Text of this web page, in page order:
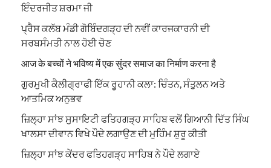
ਇੰਦਰਜੀਤ ਸ਼ਰਮਾ ਜੀ
ਪ੍ਰੈਸ ਕਲੱਬ ਮੰਡੀ ਗੋਬਿੰਦਗੜ੍ਹ ਦੀ ਨਵੀਂ ਕਾਰਜਕਾਰਨੀ ਦੀ
ਸਰਬਸੰਮਤੀ ਨਾਲ ਹੋਈ ਚੋਣ
आज के बच्चों ने भविष्य में एक सुंदर समाज का निर्माण करना है
ਗੁਰਮੁਖੀ ਕੈਲੀਗ੍ਰਾਫੀ ਇੱਕ ਰੂਹਾਨੀ ਕਲਾ: ਚਿੰਤਨ, ਸੰਤੁਲਨ ਅਤੇ
ਆਤਮਿਕ ਅਨੁਭਵ
ਜ਼ਿਲ੍ਹਾ ਸਾਂਝ ਸੁਸਾਇਟੀ ਫਤਿਹਗੜ੍ਹ ਸਾਹਿਬ ਵਲੋਂ ਗਿਆਨੀ ਦਿੱਤ ਸਿੰਘ
ਖਾਲਸਾ ਦੀਵਾਨ ਵਿਖੇ ਪੌਦੇ ਲਗਾਉਣ ਦੀ ਮੁਹਿੰਮ ਸ਼ੁਰੂ ਕੀਤੀ
ਜ਼ਿਲ੍ਹਾ ਸਾਂਝ ਕੇਂਦਰ ਫਤਿਹਗੜ੍ਹ ਸਾਹਿਬ ਨੇ ਪੌਦੇ ਲਗਾਏ